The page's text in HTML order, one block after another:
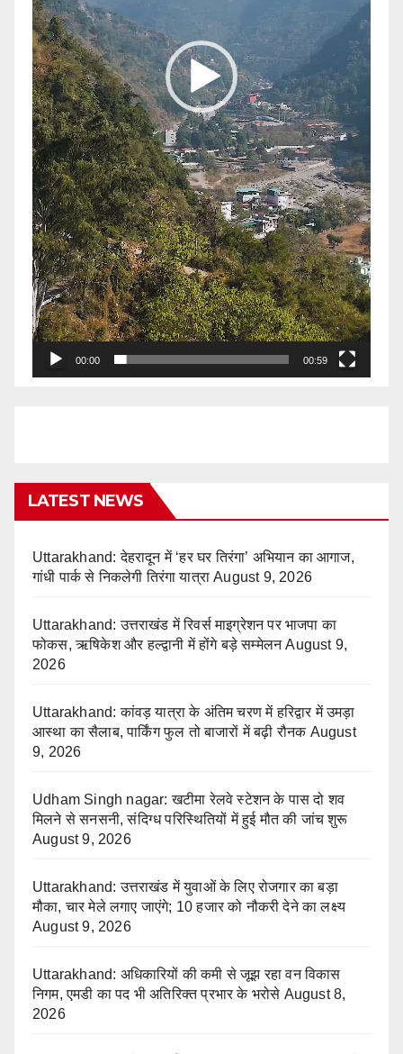
00:00 00:59
LATEST NEWS
Uttarakhand: देहरादून में ‘हर घर तिरंगा’ अभियान का आगाज,
गांधी पार्क से निकलेगी तिरंगा यात्रा August 9, 2026
Uttarakhand: उत्तराखंड में रिवर्स माइग्रेशन पर भाजपा का
फोकस, ऋषिकेश और हल्द्वानी में होंगे बड़े सम्मेलन August 9,
2026
Uttarakhand: कांवड़ यात्रा के अंतिम चरण में हरिद्वार में उमड़ा
आस्था का सैलाब, पार्किंग फुल तो बाजारों में बढ़ी रौनक August
9, 2026
Udham Singh nagar: खटीमा रेलवे स्टेशन के पास दो शव
मिलने से सनसनी, संदिग्ध परिस्थितियों में हुई मौत की जांच शुरू
August 9, 2026
Uttarakhand: उत्तराखंड में युवाओं के लिए रोजगार का बड़ा
मौका, चार मेले लगाए जाएंगे; 10 हजार को नौकरी देने का लक्ष्य
August 9, 2026
Uttarakhand: अधिकारियों की कमी से जूझ रहा वन विकास
निगम, एमडी का पद भी अतिरिक्त प्रभार के भरोसे August 8,
2026